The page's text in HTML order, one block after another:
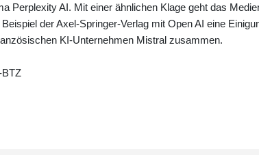
Perplexity AI. Mit einer ähnlichen Klage geht das
der Axel-Springer-Verlag mit Open AI eine
KI-Unternehmen Mistral zusammen.
BTZ